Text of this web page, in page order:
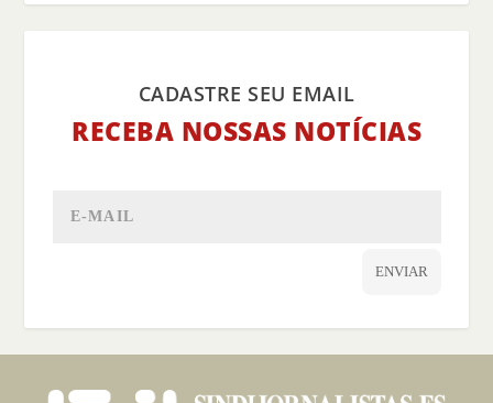
CADASTRE SEU EMAIL
RECEBA NOSSAS NOTÍCIAS
ENVIAR